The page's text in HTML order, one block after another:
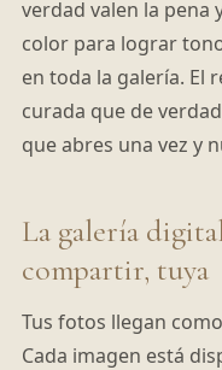
verdad valen la pena
color para lograr
en toda la galería. El
curada que de
que abres una vez y
La galería
compartir, tuya
Tus fotos llegan
Cada imagen está